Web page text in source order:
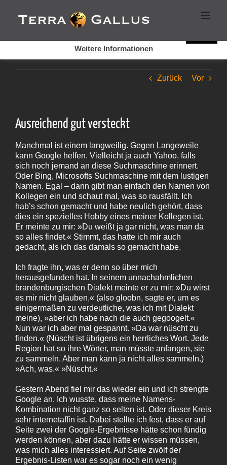
Inhalt
springen
Zurück Vor
Ausreichend gut versteckt
Manchmal ist einem langweilig. Gegen Langeweile
kann Google helfen. Vielleicht ja auch Yahoo, falls
sich noch jemand an diese Suchmaschine erinnert.
Oder Bing, Microsofts Suchmaschine mit dem lustigen
Namen. Egal – dann gibt man einfach den Namen von
Kollegen ein und schaut mal, was so rausfällt. Ich
hab’s schon gemacht und habe neulich gehört, dass
dies ein spezielles Hobby eines meiner Kollegen ist.
Er meinte zu mir: »Du weißt ja gar nicht, was man da
so alles findet.« Stimmt, das hatte ich mir auch
gedacht, als ich das damals so gemacht habe.
Ich fragte ihn, was er denn so über mich
herausgefunden hat. In seinem unnachahmlichen
brandenburgischen Dialekt meinte er zu mir: »Du wirst
es mir nicht glauben,« (also gloobn, sagte er, um es
einigermaßen zu verdeutliche, was ich mit Dialekt
meine), »aber ich habe nach die auch gegoogelt.«
Nun war ich aber mal gespannt. »Da war nüscht zu
finden.« (Nüscht ist übrigens ein herrliches Wort. Jede
Region hat so ihre Wörter, man müsste anfangen, sie
zu sammeln. Aber man kann ja nicht alles sammeln.)
»Ach, was.« »Nüscht.«
Gestern Abend fiel mir das wieder ein und ich strengte
Google an. Ich wusste, dass meine Namens-
Kombination nicht ganz so selten ist. Oder dieser Kreis
sehr internetaffin ist. Dabei stellte ich fest, dass er auf
Seite zwei der Google-Ergebnisse hätte schon fündig
werden können, aber dazu hätte er wissen müssen,
was mich alles interessiert. Auf Seite zwölf der
Ergebnis-Listen war es sogar noch ein wenig
Cookies helfen auf auf dieser Seite bei der Bereitstellung der
Dienste. Durch die Nutzung dieser Webseite erklären Sie sich
Weitere Informationen